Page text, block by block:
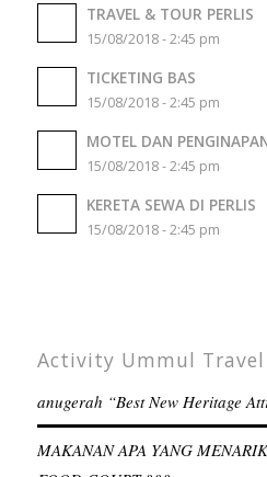
TRAVEL & TOUR PERLIS
15/08/2018 - 2:45 pm
TICKETING BAS
15/08/2018 - 2:45 pm
MOTEL DAN
15/08/2018 - 2:45 pm
KERETA SEWA DI PERLIS
15/08/2018 - 2:45 pm
Activity Ummul Travel
anugerah “Best New Heritage
MAKANAN APA YANG